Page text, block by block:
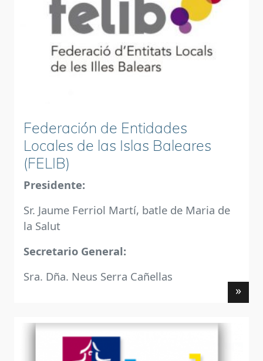
Federación de Entidades
Locales de las Islas Baleares
(FELIB)
Presidente:
Sr. Jaume Ferriol Martí, batle de Maria de
la Salut
Secretario General:
Sra. Dña. Neus Serra Cañellas
»